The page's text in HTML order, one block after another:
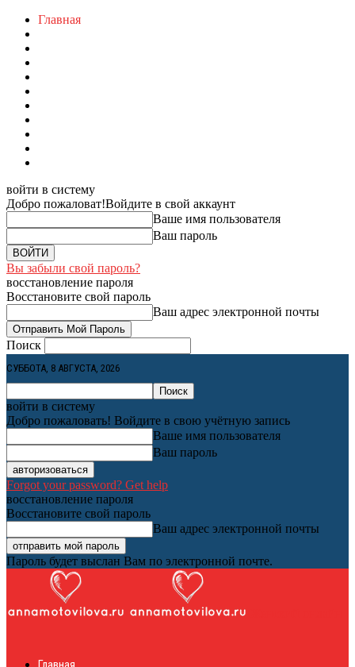
Главная
войти в систему
Добро пожаловат!Войдите в свой аккаунт
Ваше имя пользователя
Ваш пароль
Вы забыли свой пароль?
восстановление пароля
Восстановите свой пароль
Ваш адрес электронной почты
Поиск
СУББОТА, 8 АВГУСТА, 2026
войти в систему
Добро пожаловать! Войдите в свою учётную запись
Ваше имя пользователя
Ваш пароль
Forgot your password? Get help
восстановление пароля
Восстановите свой пароль
Ваш адрес электронной почты
Пароль будет выслан Вам по электронной почте.